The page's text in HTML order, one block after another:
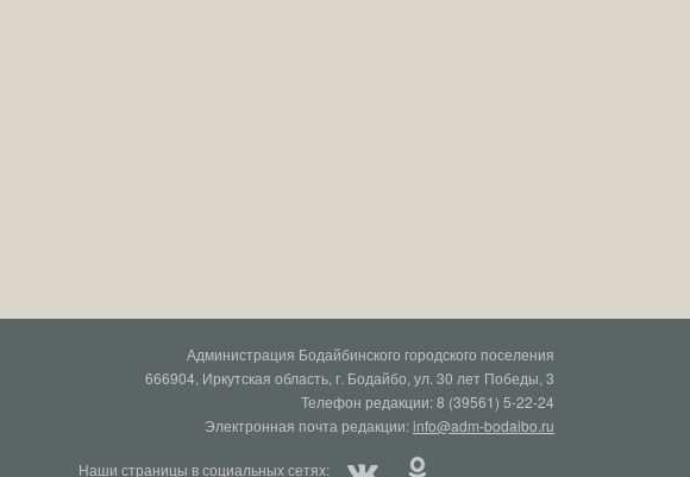
Администрация Бодайбинского городского поселения
666904, Иркутская область, г. Бодайбо, ул. 30 лет Победы, 3
Телефон редакции: 8 (39561) 5-22-24
Электронная почта редакции:info@adm-bodaibo.ru
Наши страницы в социальных сетях: